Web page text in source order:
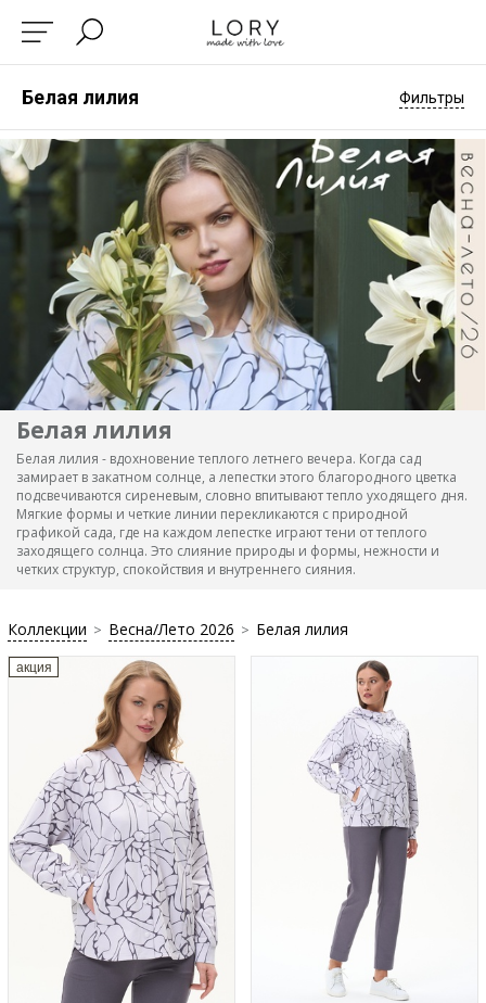
Белая лилия Фильтры
Белая лилия
Белая лилия - вдохновение теплого летнего вечера. Когда сад
замирает в закатном солнце, а лепестки этого благородного цветка
подсвечиваются сиреневым, словно впитывают тепло уходящего дня.
Мягкие формы и четкие линии перекликаются с природной
графикой сада, где на каждом лепестке играют тени от теплого
заходящего солнца. Это слияние природы и формы, нежности и
четких структур, спокойствия и внутреннего сияния.
Коллекции > Весна/Лето 2026 > Белая лилия
акция